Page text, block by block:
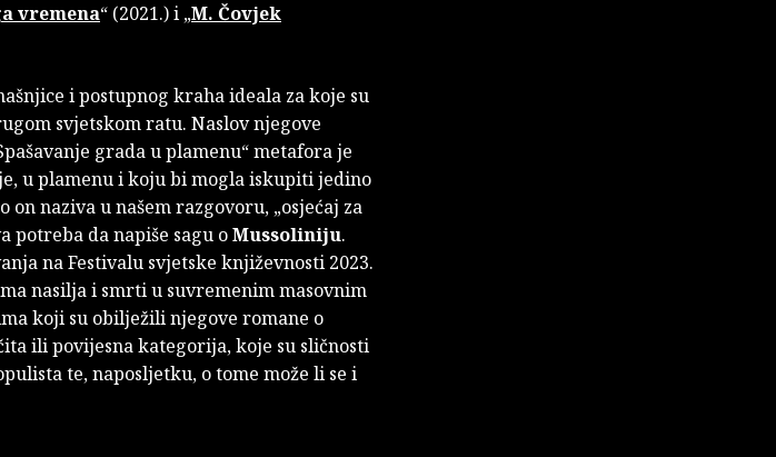
vremena“ (2021.) i „M. Čovjek
i postupnog kraha ideala za koje su
svjetskom ratu. Naslov njegove
grada u plamenu“ metafora je
u plamenu i koju bi mogla iskupiti jedino
naziva u našem razgovoru, „osjećaj za
potreba da napiše sagu oMussoliniju.
na Festivalu svjetske književnosti 2023.
nasilja i smrti u suvremenim masovnim
koji su obilježili njegove romane o
ili povijesna kategorija, koje su sličnosti
te, naposljetku, o tome može li se i